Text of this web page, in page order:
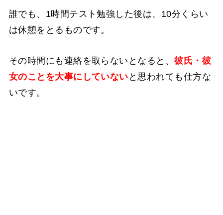
誰でも、1時間テスト勉強した後は、10分くらい
は休憩をとるものです。
その時間にも連絡を取らないとなると、彼氏・彼
女のことを大事にしていないと思われても仕方な
いです。